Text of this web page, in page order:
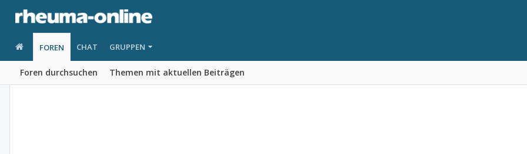
FOREN
Foren durchsuchen Themen mit aktuellen Beiträgen
CHAT GRUPPEN